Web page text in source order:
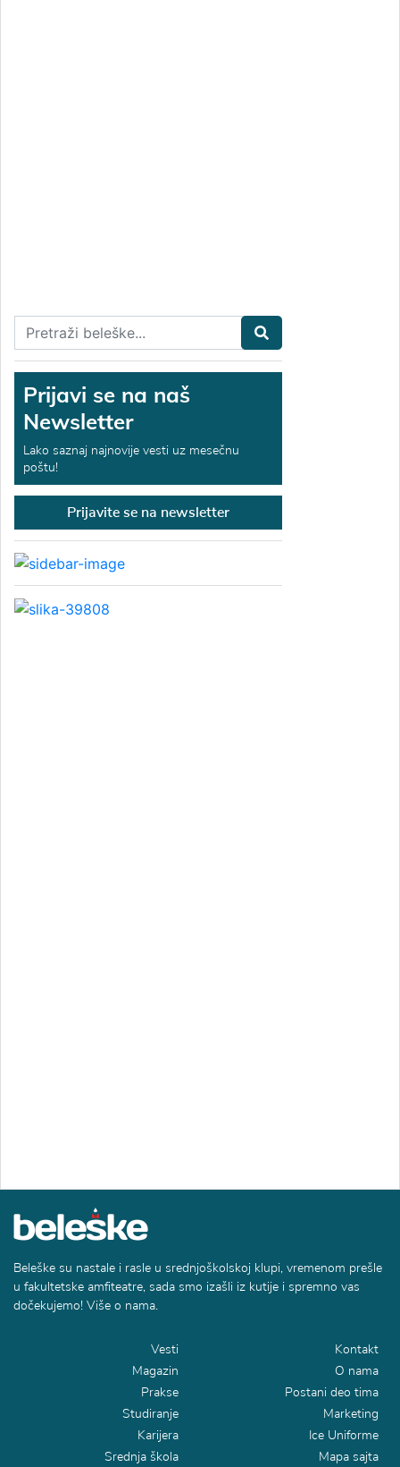
Prijavi se na naš
Newsletter
Lako saznaj najnovije vesti uz mesečnu
poštu!
Prijavite se na newsletter
Beleške su nastale i rasle u srednjoškolskoj klupi, vremenom prešle
u fakultetske amfiteatre, sada smo izašli iz kutije i spremno vas
dočekujemo! Više o nama.
Vesti
Magazin
Prakse
Studiranje
Karijera
Srednja škola
Kontakt
O nama
Postani deo tima
Marketing
Ice Uniforme
Mapa sajta